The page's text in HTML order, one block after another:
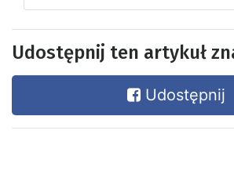
Udostępnij ten artykuł
Udostępnij